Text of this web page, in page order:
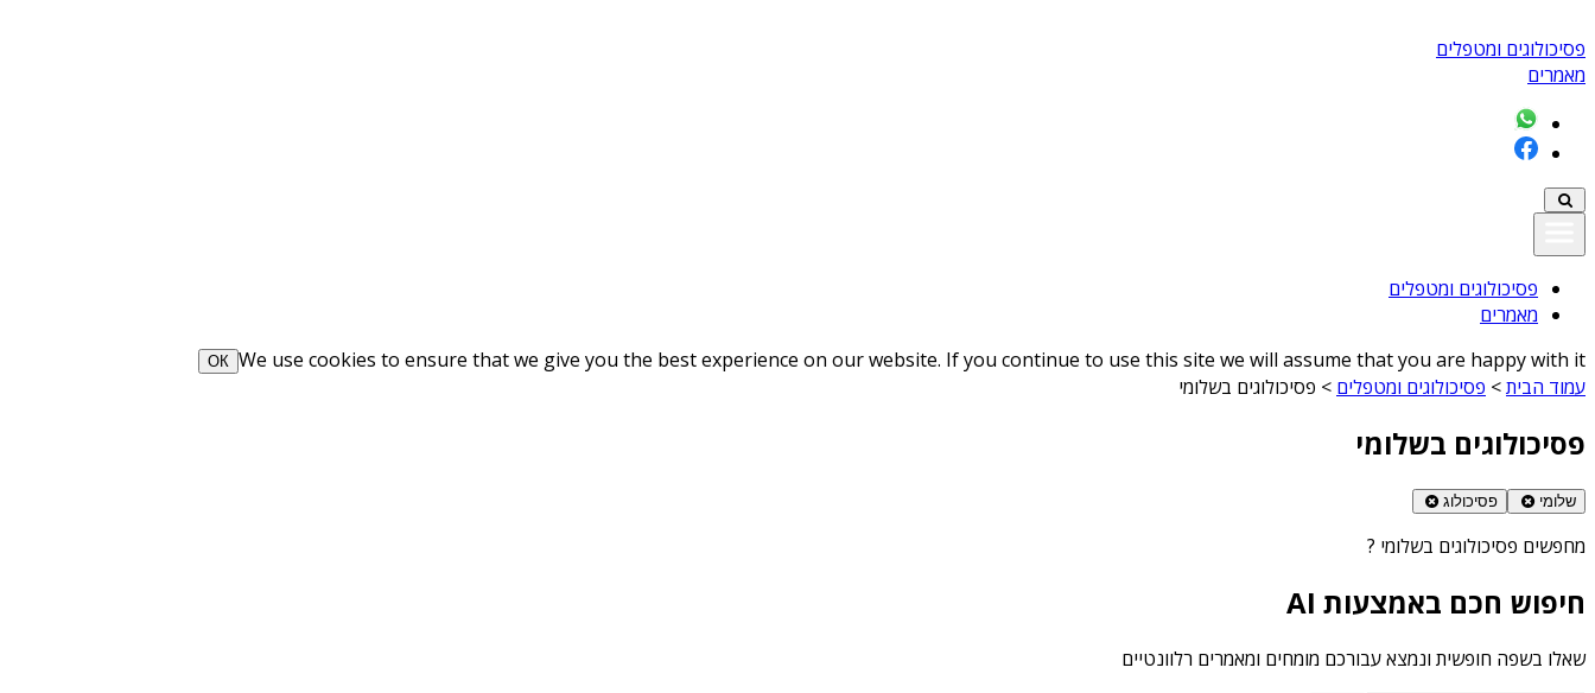
פסיכולוגים ומטפלים
מאמרים
פסיכולוגים ומטפלים
מאמרים
We use cookies to ensure that we give you the best experience on our website. If you continue to use this site we will assume that you are happy with it
ОК
עמוד הבית> פסיכולוגים ומטפלים > פסיכולוגים בשלומי
פסיכולוגים בשלומי
שלומי פסיכולוג
מחפשים פסיכולוגים בשלומי ?
חיפוש חכם באמצעות AI
שאלו בשפה חופשית ונמצא עבורכם מומחים ומאמרים רלוונטיים